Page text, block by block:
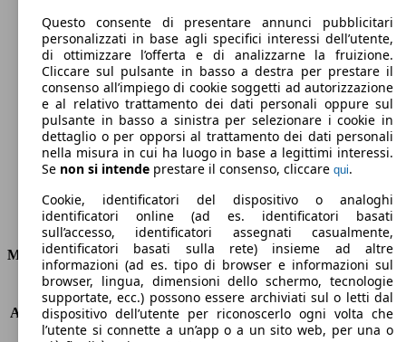
189 g/km
Emissioni di CO2 (combinato)*
Consumi
Motore e Prestazioni
KW (PS)
375 kW (510 PS)
Accelerazione (0-100 km/h)
3.9s
Velocità massima (km/h)
307 km/h
Questo consente di presentare annunci pubblicitari
personalizzati in base agli specifici interessi dell’utente,
di ottimizzare l’offerta e di analizzarne la fruizione.
Cliccare sul pulsante in basso a destra per prestare il
consenso all’impiego di cookie soggetti ad autorizzazione
e al relativo trattamento dei dati personali oppure sul
pulsante in basso a sinistra per selezionare i cookie in
dettaglio o per opporsi al trattamento dei dati personali
nella misura in cui ha luogo in base a legittimi interessi.
Se non si intende prestare il consenso, cliccare qui.
Cookie, identificatori del dispositivo o analoghi
identificatori online (ad es. identificatori basati
sull’accesso, identificatori assegnati casualmente,
identificatori basati sulla rete) insieme ad altre
informazioni (ad es. tipo di browser e informazioni sul
browser, lingua, dimensioni dello schermo, tecnologie
supportate, ecc.) possono essere archiviati sul o letti dal
dispositivo dell’utente per riconoscerlo ogni volta che
l’utente si connette a un’app o a un sito web, per una o